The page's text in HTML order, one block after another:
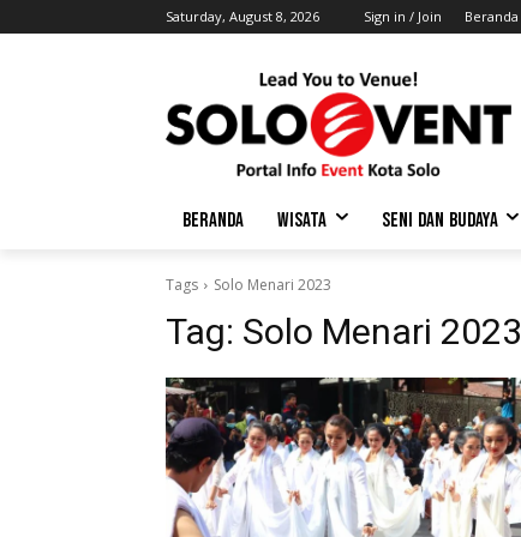
Saturday, August 8, 2026 Sign in / Join Beranda
BERANDA WISATA SENI DAN BUDAYA
Tags Solo Menari 2023
Tag: Solo Menari 2023